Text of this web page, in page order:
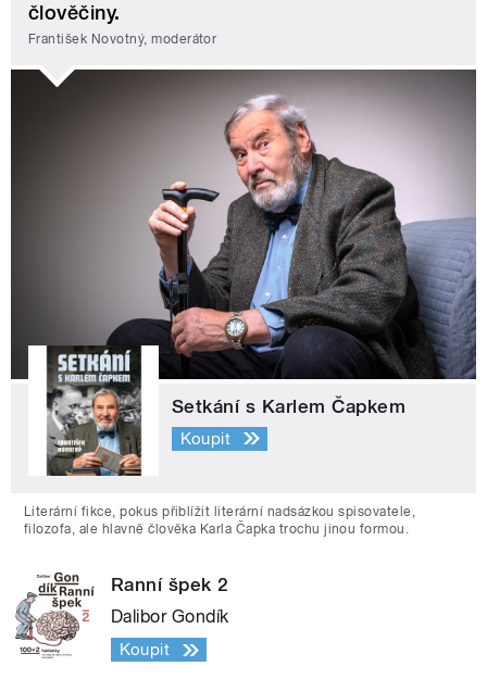
člověčiny.
František Novotný, moderátor
Setkání s Karlem Čapkem
Koupit
Literární fikce, pokus přiblížit literární nadsázkou spisovatele,
filozofa, ale hlavně člověka Karla Čapka trochu jinou formou.
Ranní špek 2
Dalibor Gondík
Koupit